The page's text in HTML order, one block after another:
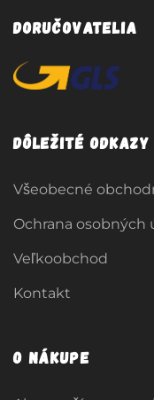
Doručovatelia
Dôležité odkazy
Všeobecné
Ochrana osobných
Veľkoobchod
Kontakt
O nákupe